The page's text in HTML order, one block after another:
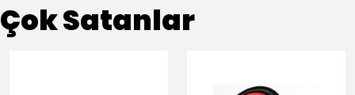
Çok Satanlar